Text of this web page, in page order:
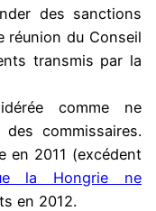
des sanctions
réunion du Conseil
transmis par la
comme ne
commissaires.
en 2011 (excédent
la Hongrie ne
en 2012.